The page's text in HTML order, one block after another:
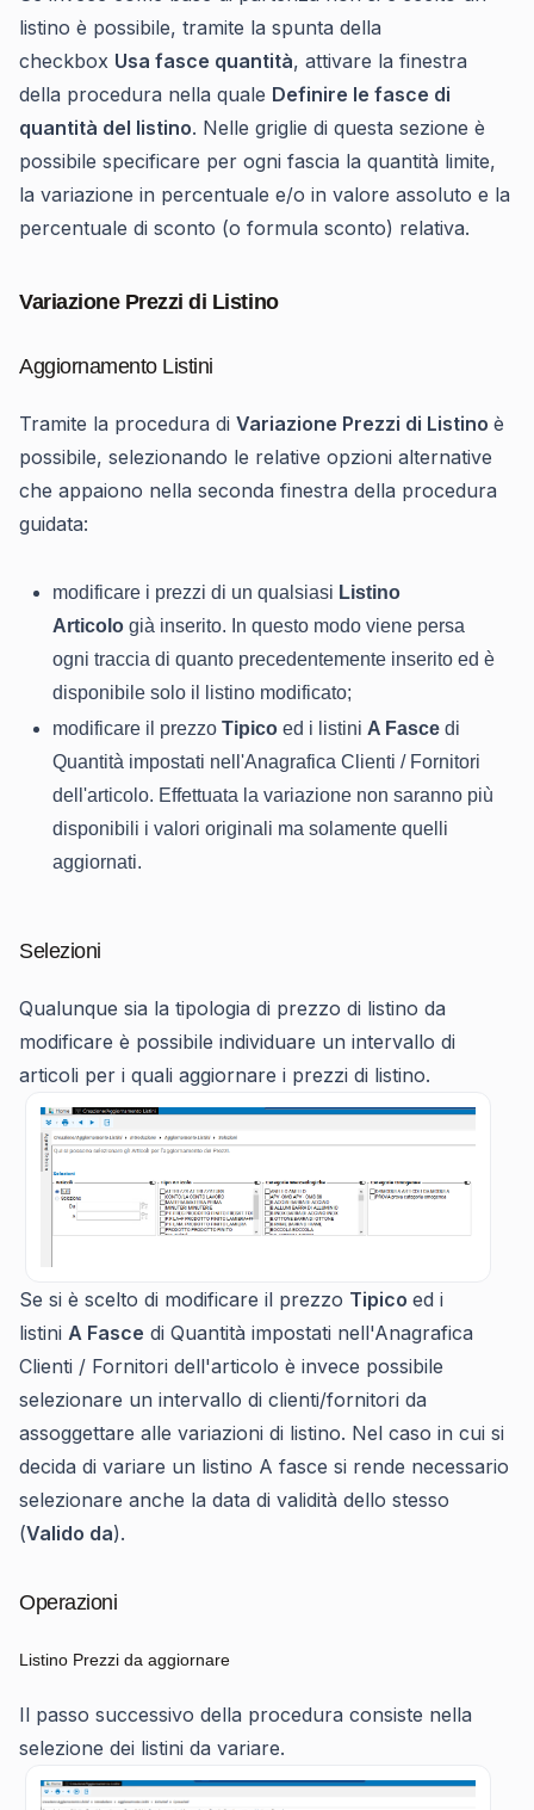
listino è possibile, tramite la spunta della
checkbox Usa fasce quantità, attivare la finestra
della procedura nella quale Definire le fasce di
quantità del listino. Nelle griglie di questa sezione è
possibile specificare per ogni fascia la quantità limite,
la variazione in percentuale e/o in valore assoluto e la
percentuale di sconto (o formula sconto) relativa.
Variazione Prezzi di Listino
Aggiornamento Listini
Tramite la procedura di Variazione Prezzi di Listino è
possibile, selezionando le relative opzioni alternative
che appaiono nella seconda finestra della procedura
guidata:
modificare i prezzi di un qualsiasi Listino
Articolo già inserito. In questo modo viene persa
ogni traccia di quanto precedentemente inserito ed è
disponibile solo il listino modificato;
modificare il prezzo Tipico ed i listini A Fasce di
Quantità impostati nell'Anagrafica Clienti / Fornitori
dell'articolo. Effettuata la variazione non saranno più
disponibili i valori originali ma solamente quelli
aggiornati.
Selezioni
Qualunque sia la tipologia di prezzo di listino da
modificare è possibile individuare un intervallo di
articoli per i quali aggiornare i prezzi di listino.
Se si è scelto di modificare il prezzo Tipico ed i
listini A Fasce di Quantità impostati nell'Anagrafica
Clienti / Fornitori dell'articolo è invece possibile
selezionare un intervallo di clienti/fornitori da
assoggettare alle variazioni di listino. Nel caso in cui si
decida di variare un listino A fasce si rende necessario
selezionare anche la data di validità dello stesso
(Valido da).
Operazioni
Listino Prezzi da aggiornare
Il passo successivo della procedura consiste nella
selezione dei listini da variare.